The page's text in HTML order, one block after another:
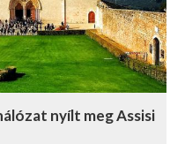
nyílt meg Assisi